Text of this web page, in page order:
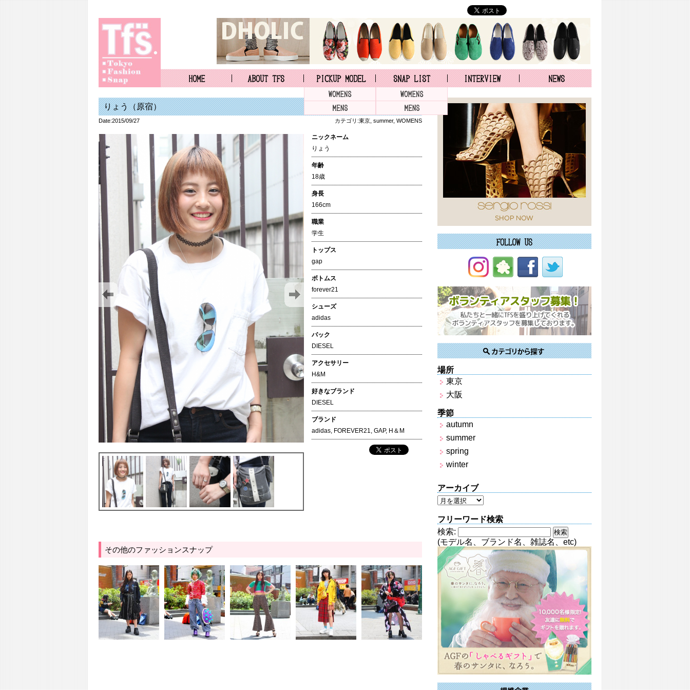
りょう（原宿）
Date:2015/09/27 カテゴリ:東京 summer, WOMENS
ニックネーム
りょう
年齢
18歳
身長
166cm
職業
学生
トップス
gap
ボトムス
forever21
シューズ
adidas
バック
DIESEL
アクセサリー
H&M
好きなブランド
DIESEL
ブランド
adidas, FOREVER21, GAP, H＆M
その他のファッションスナップ
場所
東京
大阪
季節
autumn
summer
spring
winter
アーカイブ
フリーワード検索
検索:
(モデル名、ブランド名、雑誌名、etc)